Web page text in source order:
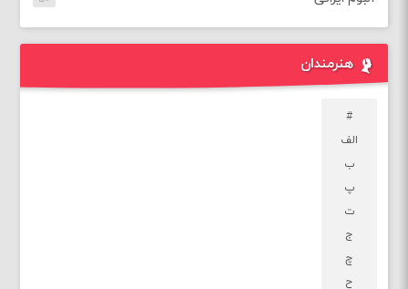
هنرمندان
#
الف
ب
پ
ت
ج
چ
ح